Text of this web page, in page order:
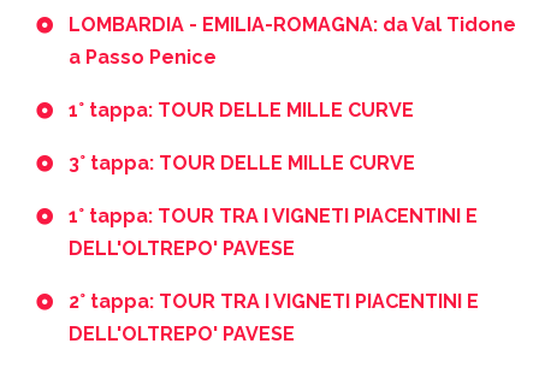
LOMBARDIA - EMILIA-ROMAGNA: da Val Tidone
a Passo Penice
1° tappa: TOUR DELLE MILLE CURVE
3° tappa: TOUR DELLE MILLE CURVE
1° tappa: TOUR TRA I VIGNETI PIACENTINI E
DELL'OLTREPO' PAVESE
2° tappa: TOUR TRA I VIGNETI PIACENTINI E
DELL'OLTREPO' PAVESE